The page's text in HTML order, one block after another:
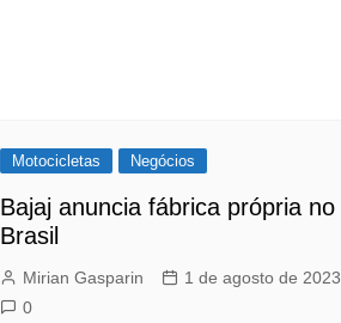
Motocicletas Negócios
Bajaj anuncia fábrica própria no
Brasil
Mirian Gasparin
1 de agosto de 2023
0